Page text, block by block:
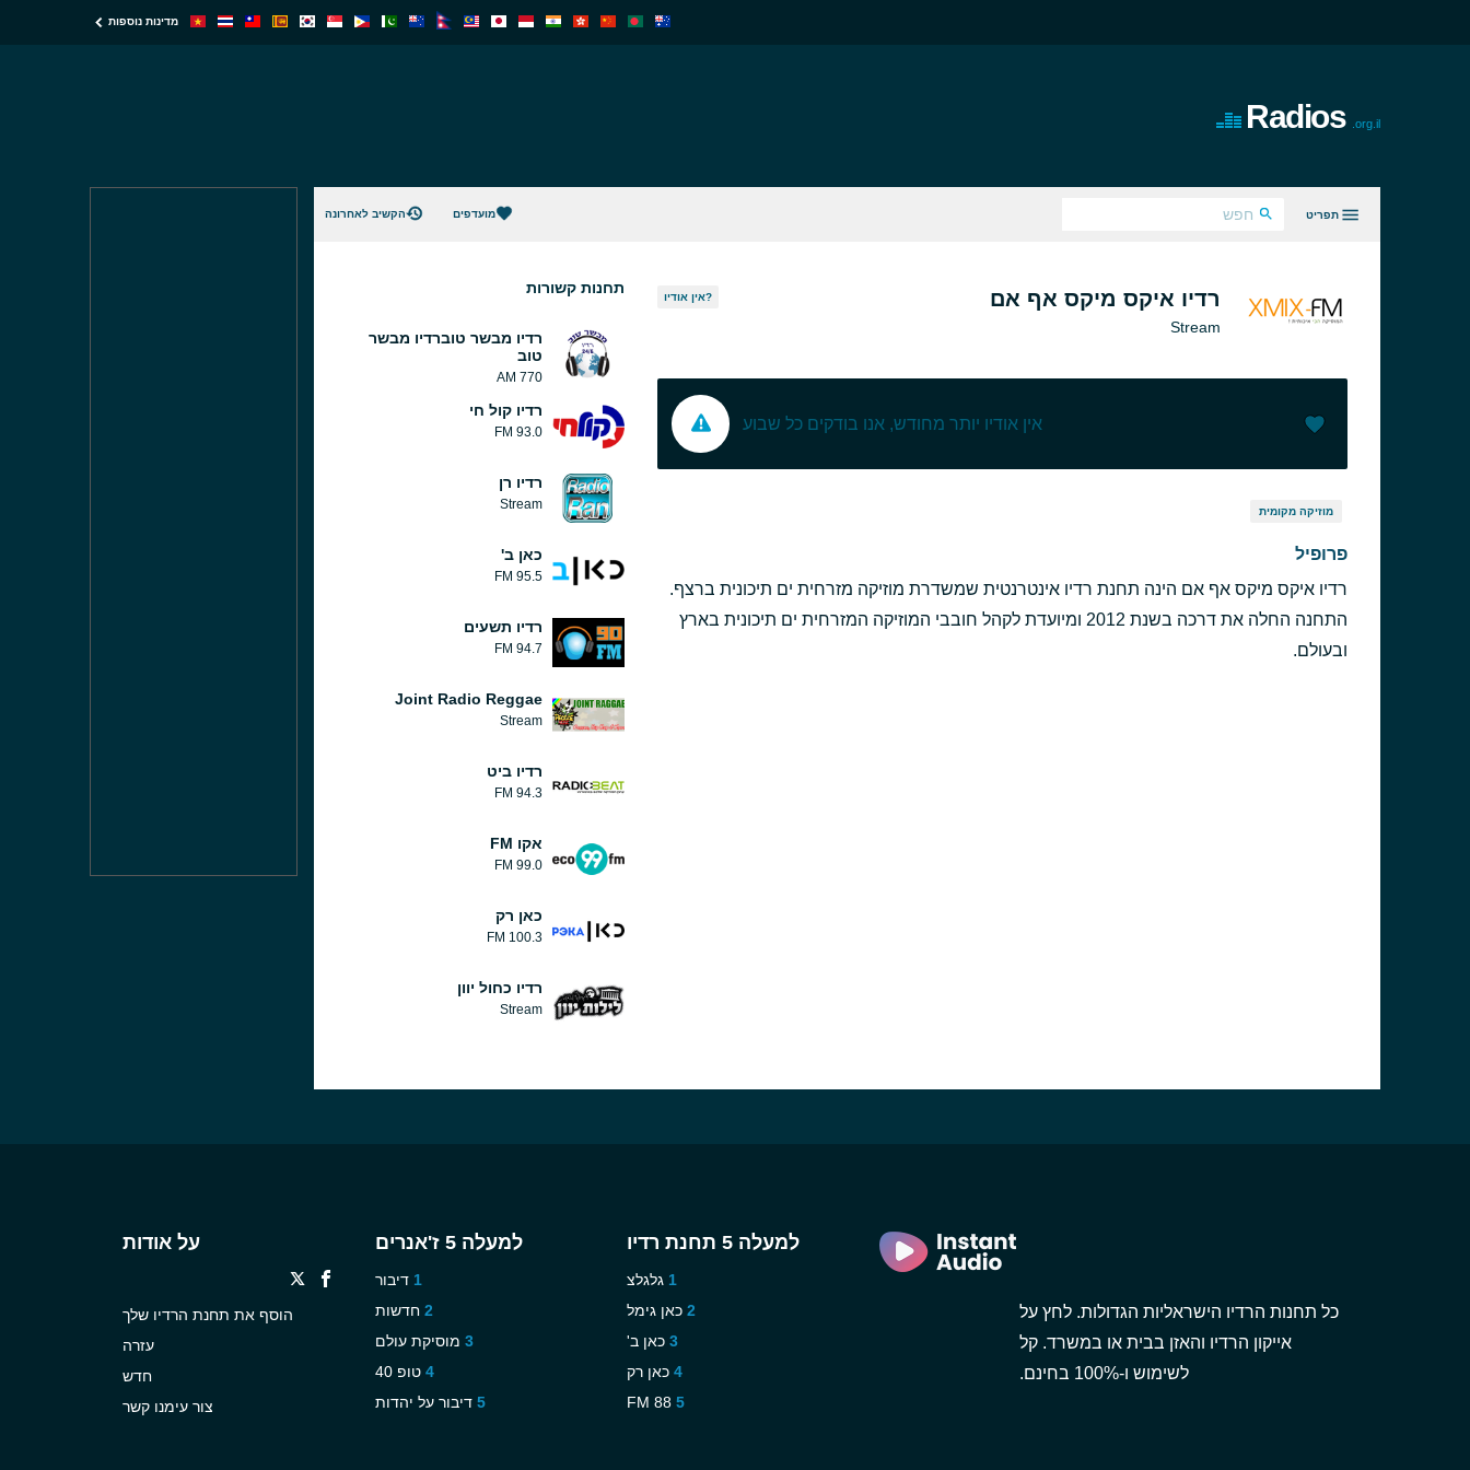
מדינות נוספות
Radios .org.il
תפריט מועדפים הקשיב לאחרונה
רדיו איקס מיקס אף אם
Stream
אין אודיו?
אין אודיו יותר מחודש, אנו בודקים כל שבוע
מוזיקה מקומית
פרופיל
רדיו איקס מיקס אף אם הינה תחנת רדיו אינטרנטית שמשדרת מוזיקה מזרחית ים תיכונית ברצף.
התחנה החלה את דרכה בשנת 2012 ומיועדת לקהל חובבי המוזיקה המזרחית ים תיכונית בארץ
ובעולם.
תחנות קשורות
רדיו מבשר טוברדיו מבשר
טוב
770 AM
רדיו קול חי
93.0 FM
רדיו רן
Stream
כאן ב'
95.5 FM
רדיו תשעים
94.7 FM
Joint Radio Reggae
Stream
רדיו ביט
94.3 FM
אקו FM
99.0 FM
כאן רק
100.3 FM
רדיו כחול יוון
Stream
כל תחנות הרדיו הישראליות הגדולות. לחץ על
אייקון הרדיו והאזן בבית או במשרד. קל
לשימוש ו-100% בחינם.
למעלה 5 תחנת רדיו
גלגלצ
כאן גימל
כאן ב'
כאן רק
88 FM
למעלה 5 ז'אנרים
דיבור
חדשות
מוסיקת עולם
טופ 40
דיבור על יהדות
על אודות
הוסף את תחנת הרדיו שלך
עזרה
חדש
צור עימנו קשר